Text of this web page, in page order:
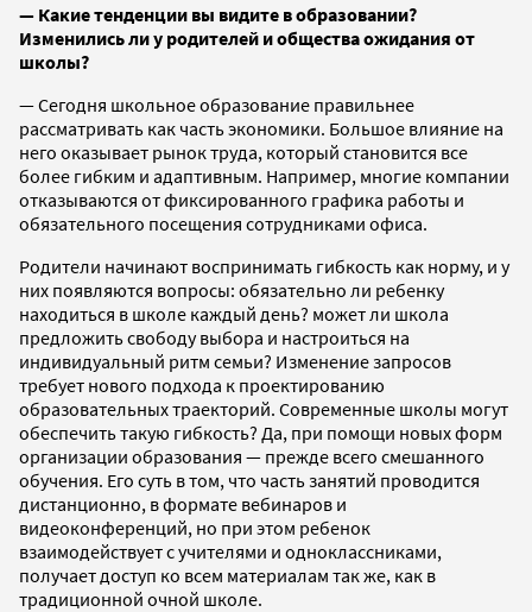
— Какие тенденции вы видите в образовании?
Изменились ли у родителей и общества ожидания от
школы?
— Сегодня школьное образование правильнее
рассматривать как часть экономики. Большое влияние на
него оказывает рынок труда, который становится все
более гибким и адаптивным. Например, многие компании
отказываются от фиксированного графика работы и
обязательного посещения сотрудниками офиса.
Родители начинают воспринимать гибкость как норму, и у
них появляются вопросы: обязательно ли ребенку
находиться в школе каждый день? может ли школа
предложить свободу выбора и настроиться на
индивидуальный ритм семьи? Изменение запросов
требует нового подхода к проектированию
образовательных траекторий. Современные школы могут
обеспечить такую гибкость? Да, при помощи новых форм
организации образования — прежде всего смешанного
обучения. Его суть в том, что часть занятий проводится
дистанционно, в формате вебинаров и
видеоконференций, но при этом ребенок
взаимодействует с учителями и одноклассниками,
получает доступ ко всем материалам так же, как в
традиционной очной школе.